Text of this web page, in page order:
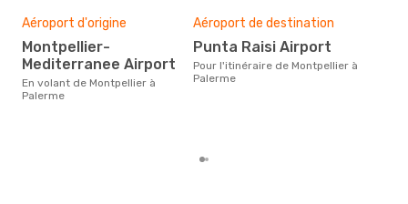
Aéroport d'origine
Montpellier-
Mediterranee Airport
En volant de Montpellier à
Palerme
Aéroport de destination
Punta Raisi Airport
Pour l'itinéraire de Montpellier à
Palerme